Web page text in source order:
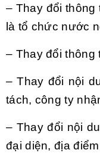
– Thay đổi
là tổ chức nước
– Thay đổi thông
– Thay đổi nội
tách, công ty
– Thay đổi nội
đại diện, địa